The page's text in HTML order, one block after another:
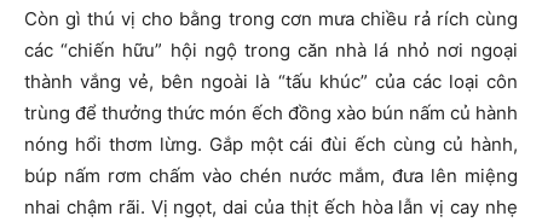
Còn gì thú vị cho bằng trong cơn mưa chiều rả rích cùng
các “chiến hữu” hội ngộ trong căn nhà lá nhỏ nơi ngoại
thành vắng vẻ, bên ngoài là “tấu khúc” của các loại côn
trùng để thưởng thức món ếch đồng xào bún nấm củ hành
nóng hổi thơm lừng. Gắp một cái đùi ếch cùng củ hành,
búp nấm rơm chấm vào chén nước mắm, đưa lên miệng
nhai chậm rãi. Vị ngọt, dai của thịt ếch hòa lẫn vị cay nhẹ